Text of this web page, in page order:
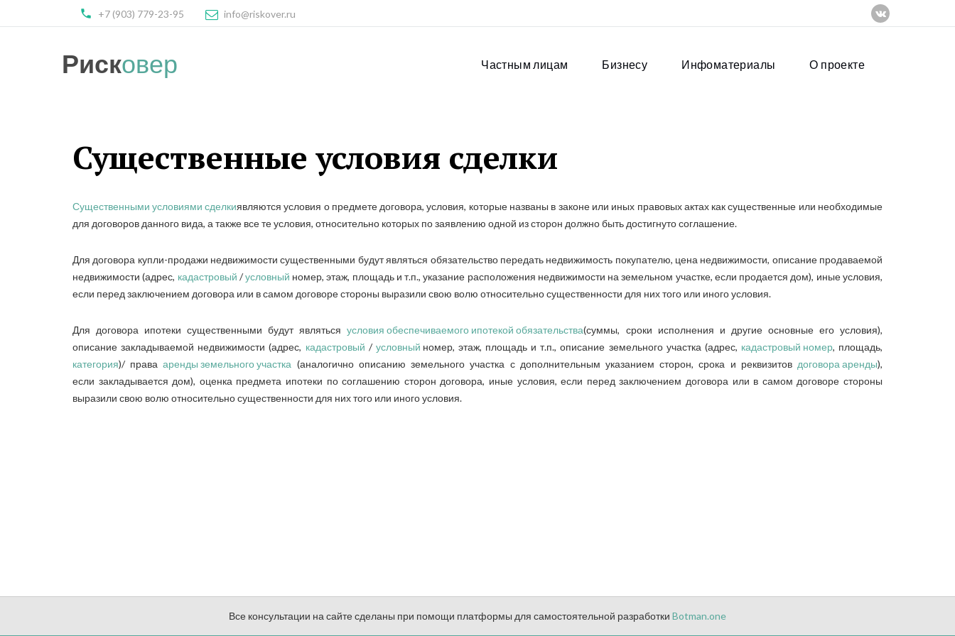
+7 (903) 779-23-95 info@riskover.ru
Рисковер Частным лицам Бизнесу Инфоматериалы О проекте
Существенные условия сделки
Существенными условиями сделкиявляются условия о предмете договора, условия, которые названы в законе или иных правовых актах как существенные или необходимые
для договоров данного вида, а также все те условия, относительно которых по заявлению одной из сторон должно быть достигнуто соглашение.
Для договора купли-продажи недвижимости существенными будут являться обязательство передать недвижимость покупателю, цена недвижимости, описание продаваемой
недвижимости (адрес, кадастровый /условный номер, этаж, площадь и т.п., указание расположения недвижимости на земельном участке, если продается дом), иные условия,
если перед заключением договора или в самом договоре стороны выразили свою волю относительно существенности для них того или иного условия.
Для договора ипотеки существенными будут являтьсяусловия обеспечиваемого ипотекой обязательства(суммы, сроки исполнения и другие основные его условия),
описание закладываемой недвижимости (адрес, кадастровый / условный номер, этаж, площадь и т.п., описание земельного участка (адрес, кадастровый номер, площадь,
категория)/ правааренды земельного участка (аналогично описанию земельного участка с дополнительным указанием сторон, срока и реквизитов договора аренды),
если закладывается дом), оценка предмета ипотеки по соглашению сторон договора, иные условия, если перед заключением договора или в самом договоре стороны
выразили свою волю относительно существенности для них того или иного условия.
Все консультации на сайте сделаны при помощи платформы для самостоятельной разработки Botman.one